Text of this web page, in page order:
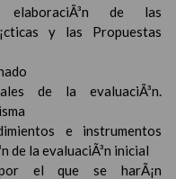
de las
y las Propuestas
de la evaluaciÃ³n.
e instrumentos
de la evaluaciÃ³n inicial
por el que se harÃ¡n